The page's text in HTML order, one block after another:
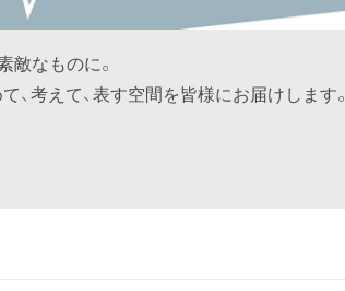
敵なものに。
考えて、表す空間を皆様にお届けします。